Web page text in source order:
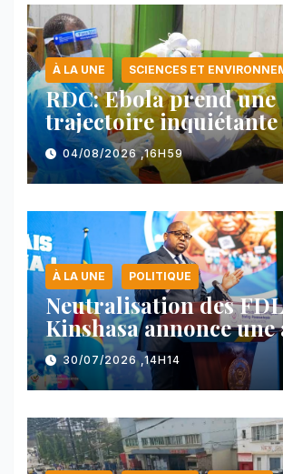
À LA UNE SCIENCES ET
RDC: Ebola prend une
trajectoire inquiétante
nord-est du pays
04/08/2026 ,16H59
À LA UNE POLITIQUE
Neutralisation des
Kinshasa annonce une
majeure et maintient
face au Rwanda
30/07/2026 ,14H14